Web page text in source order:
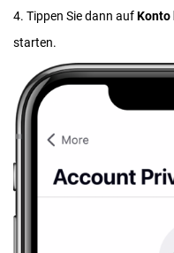
4. Tippen Sie dann aufKonto
starten.